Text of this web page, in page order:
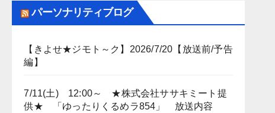
パーソナリティブログ
【きよせ★ジモト～ク】2026/7/20【放送前/予告
編】
7/11(土) 12:00～ ★株式会社ササキミート提
供★ 「ゆったりくるめラ854」 放送内容